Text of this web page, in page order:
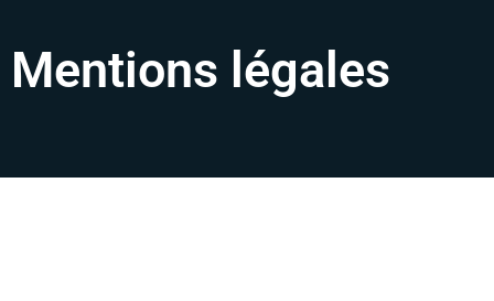
Mentions légales